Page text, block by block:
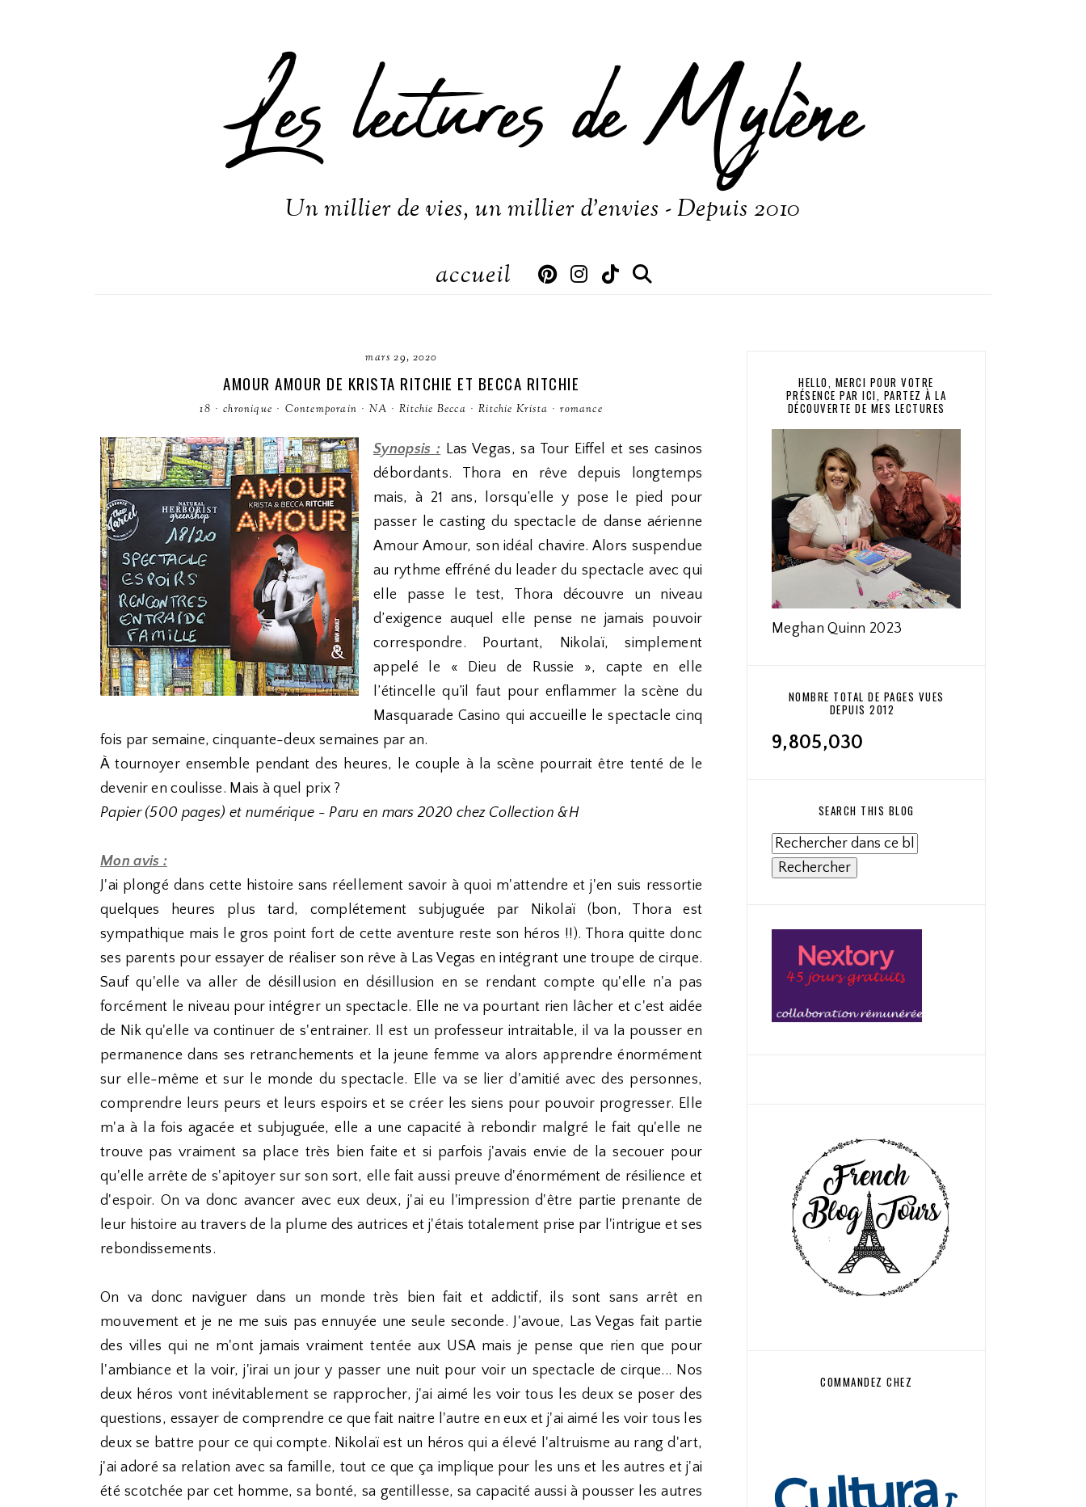
Les lectures de Mylène
Un millier de vies, un millier d'envies - Depuis 2010
accueil
mars 29, 2020
AMOUR AMOUR DE KRISTA RITCHIE ET BECCA RITCHIE
18 · chronique · Contemporain · NA · Ritchie Becca · Ritchie Krista · romance
Synopsis : Las Vegas, sa Tour Eiffel et ses casinos
débordants. Thora en rêve depuis longtemps
mais, à 21 ans, lorsqu’elle y pose le pied pour
passer le casting du spectacle de danse aérienne
Amour Amour, son idéal chavire. Alors suspendue
au rythme effréné du leader du spectacle avec qui
elle passe le test, Thora découvre un niveau
d’exigence auquel elle pense ne jamais pouvoir
correspondre. Pourtant, Nikolaï, simplement
appelé le « Dieu de Russie », capte en elle
l’étincelle qu’il faut pour enflammer la scène du
Masquarade Casino qui accueille le spectacle cinq
fois par semaine, cinquante-deux semaines par an.
À tournoyer ensemble pendant des heures, le couple à la scène pourrait être tenté de le
devenir en coulisse. Mais à quel prix ?
Papier (500 pages) et numérique - Paru en mars 2020 chez Collection &H
Mon avis :
J'ai plongé dans cette histoire sans réellement savoir à quoi m'attendre et j'en suis ressortie
quelques heures plus tard, complétement subjuguée par Nikolaï (bon, Thora est
sympathique mais le gros point fort de cette aventure reste son héros !!). Thora quitte donc
ses parents pour essayer de réaliser son rêve à Las Vegas en intégrant une troupe de cirque.
Sauf qu'elle va aller de désillusion en désillusion en se rendant compte qu'elle n'a pas
forcément le niveau pour intégrer un spectacle. Elle ne va pourtant rien lâcher et c'est aidée
de Nik qu'elle va continuer de s'entrainer. Il est un professeur intraitable, il va la pousser en
permanence dans ses retranchements et la jeune femme va alors apprendre énormément
sur elle-même et sur le monde du spectacle. Elle va se lier d'amitié avec des personnes,
comprendre leurs peurs et leurs espoirs et se créer les siens pour pouvoir progresser. Elle
m'a à la fois agacée et subjuguée, elle a une capacité à rebondir malgré le fait qu'elle ne
trouve pas vraiment sa place très bien faite et si parfois j'avais envie de la secouer pour
qu'elle arrête de s'apitoyer sur son sort, elle fait aussi preuve d'énormément de résilience et
d'espoir. On va donc avancer avec eux deux, j'ai eu l'impression d'être partie prenante de
leur histoire au travers de la plume des autrices et j'étais totalement prise par l'intrigue et ses
rebondissements.
On va donc naviguer dans un monde très bien fait et addictif, ils sont sans arrêt en
mouvement et je ne me suis pas ennuyée une seule seconde. J'avoue, Las Vegas fait partie
des villes qui ne m'ont jamais vraiment tentée aux USA mais je pense que rien que pour
l'ambiance et la voir, j'irai un jour y passer une nuit pour voir un spectacle de cirque... Nos
deux héros vont inévitablement se rapprocher, j'ai aimé les voir tous les deux se poser des
questions, essayer de comprendre ce que fait naitre l'autre en eux et j'ai aimé les voir tous les
deux se battre pour ce qui compte. Nikolaï est un héros qui a élevé l'altruisme au rang d'art,
j'ai adoré sa relation avec sa famille, tout ce que ça implique pour les uns et les autres et j'ai
été scotchée par cet homme, sa bonté, sa gentillesse, sa capacité aussi à pousser les autres
HELLO, MERCI POUR VOTRE
PRÉSENCE PAR ICI, PARTEZ À LA
DÉCOUVERTE DE MES LECTURES
Meghan Quinn 2023
NOMBRE TOTAL DE PAGES VUES
DEPUIS 2012
9,805,030
SEARCH THIS BLOG
COMMANDEZ CHEZ